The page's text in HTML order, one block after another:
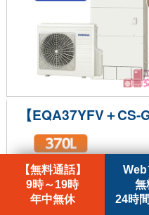
【EQA37YFV＋CS-
【無料通話】
9時～19時
年中無休
Web
無
24時